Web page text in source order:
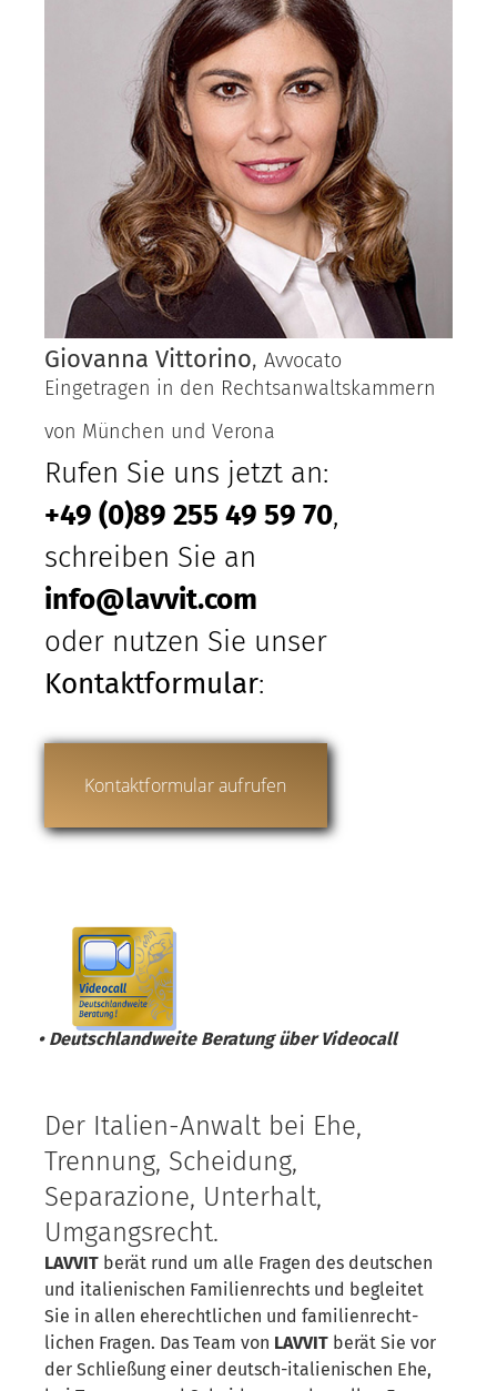
Giovanna Vittorino, Avvocato
Eingetragen in den Rechtsanwaltskammern
von München und Verona
Rufen Sie uns jetzt an:
+49 (0)89 255 49 59 70,
schreiben Sie an
info@lavvit.com
oder nutzen Sie unser
Kontaktformular:
Kontaktformular aufrufen
• Deutschlandweite Beratung überVideocall
Der Italien-Anwalt bei Ehe,
Trennung, Scheidung,
Separazione, Unterhalt,
Umgangsrecht.
LAVVIT berät rund um alle Fragen des deutschen
und italienischen Familien­rechts und begleitet
Sie in allen eherecht­lichen und familien­recht­
lichen Fragen. Das Team von LAVVIT berät Sie vor
der Schließung einer deutsch-italienischen Ehe,